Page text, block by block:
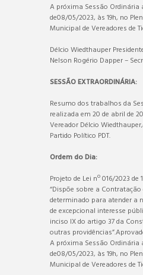
A próxima Sessão Ordinária
de08/05/2023, às 19h, no
Municipal de Vereadores de
Délcio Wiedthauper
Nelson Rogério Dapper –
SESSÃO EXTRAORDINÁRIA:
Resumo dos trabalhos da
realizada em 20 de abril de
Vereador Délcio
Partido Político PDT.
Ordem do Dia:
Projeto de Lei nº 016/2023 de
“Dispõe sobre a
determinado para atender a
de excepcional interesse
inciso IX do artigo 37 da
outras
A próxima Sessão Ordinária
de08/05/2023, às 19h, no
Municipal de Vereadores de